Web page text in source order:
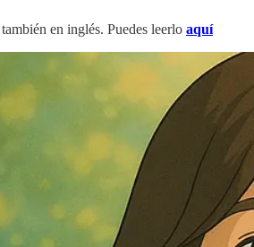
en inglés. Puedes leerlo aquí